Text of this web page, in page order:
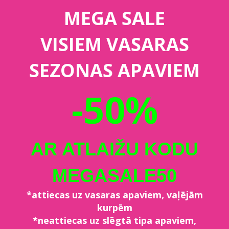
MEGA SALE
VISIEM VASARAS
SEZONAS APAVIEM
-50%
AR ATLAIŽU KODU
MEGASALE50
*attiecas uz vasaras apaviem, vaļējām
kurpēm
*neattiecas uz slēgtā tipa apaviem,